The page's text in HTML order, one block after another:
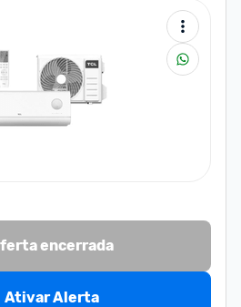
encerrada
Ativar Alerta